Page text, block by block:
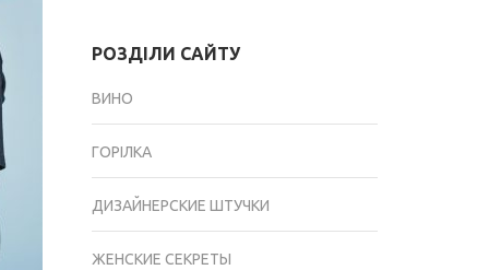
РОЗДІЛИ САЙТУ
ВИНО
ГОРІЛКА
ДИЗАЙНЕРСКИЕ ШТУЧКИ
ЖЕНСКИЕ СЕКРЕТЫ